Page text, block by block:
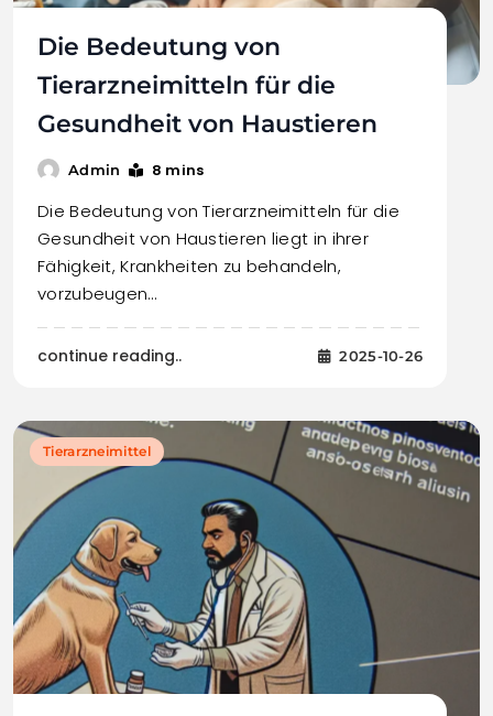
Die Bedeutung von
Tierarzneimitteln für die
Gesundheit von Haustieren
Admin 8 mins
Die Bedeutung von Tierarzneimitteln für die
Gesundheit von Haustieren liegt in ihrer
Fähigkeit, Krankheiten zu behandeln,
vorzubeugen…
continue reading.. 2025-10-26
Tierarzneimittel